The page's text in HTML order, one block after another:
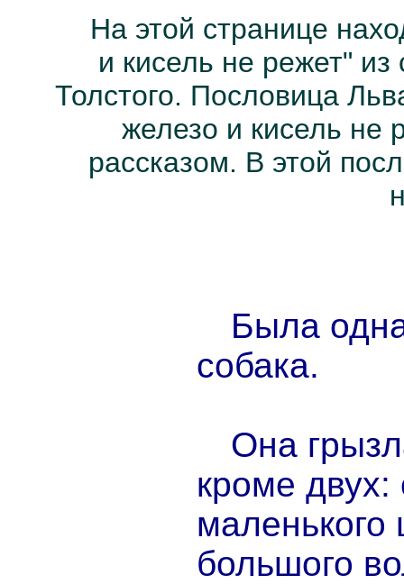
На этой странице
и кисель не режет"
Толстого. Пословица
железо и кисель не
рассказом. В этой
Была
собака.
Она
кроме двух:
маленького
большого